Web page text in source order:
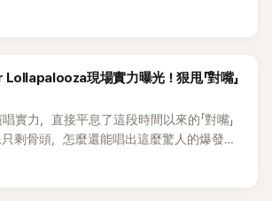
一代女神代表，不僅演技備受肯定，精緻
與肩膀線條，反差感十足，讓不少網友看
材這麼猛！」現場實力曝光！狠甩「對嘴」
實力，直接平息了這段時間以來的「對嘴」
剩骨頭，怎麼還能唱出這麼驚人的爆發力